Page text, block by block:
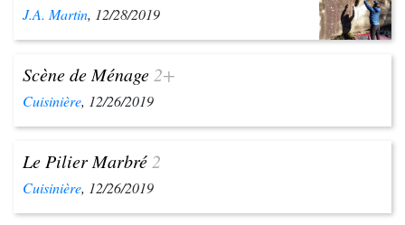
J.A. Martin, 12/28/2019
Scène de Ménage 2+
Cuisinière, 12/26/2019
Le Pilier Marbré 2
Cuisinière, 12/26/2019